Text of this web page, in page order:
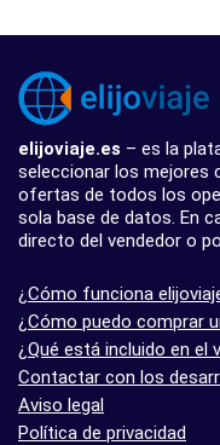
elijoviaje.es – es la
seleccionar los mejores
ofertas de todos los
sola base de datos. En
directo del vendedor o
¿Cómo funciona
¿Cómo puedo comprar
¿Qué está incluido en el
Contactar con los
Aviso legal
Política de privacidad